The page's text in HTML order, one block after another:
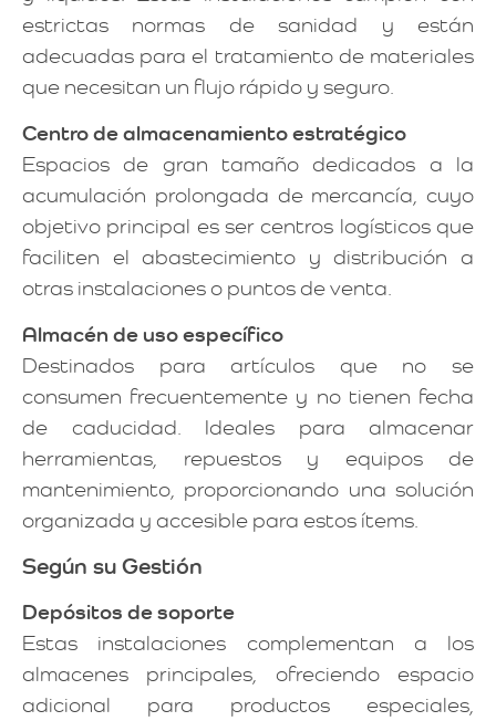
estrictas normas de sanidad y están
adecuadas para el tratamiento de materiales
que necesitan un flujo rápido y seguro.
Centro de almacenamiento estratégico
Espacios de gran tamaño dedicados a la
acumulación prolongada de mercancía, cuyo
objetivo principal es ser centros logísticos que
faciliten el abastecimiento y distribución a
otras instalaciones o puntos de venta.
Almacén de uso específico
Destinados para artículos que no se
consumen frecuentemente y no tienen fecha
de caducidad. Ideales para almacenar
herramientas, repuestos y equipos de
mantenimiento, proporcionando una solución
organizada y accesible para estos ítems.
Según su Gestión
Depósitos de soporte
Estas instalaciones complementan a los
almacenes principales, ofreciendo espacio
adicional para productos especiales,